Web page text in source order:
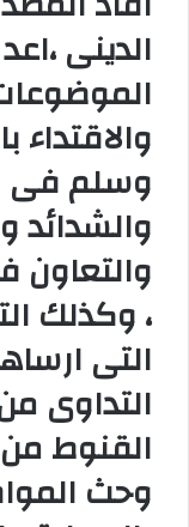
الدينى
والاقتداء
وسلم فى
والشدائد
والتعاون
، وكذلك
التى
التداوى
القنوط من
وحث